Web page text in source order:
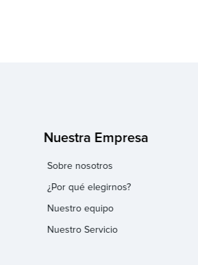
Nuestra Empresa
Sobre nosotros
¿Por qué elegirnos?
Nuestro equipo
Nuestro Servicio